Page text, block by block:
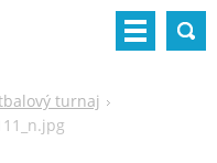
turnaj